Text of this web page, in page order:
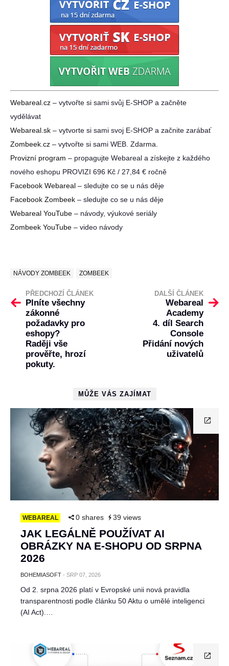
Webareal.cz – vytvořte si sami svůj E-SHOP a začněte
vydělávat
Webareal.sk – vytvorte si sami svoj E-SHOP a začnite zarábať
Zombeek.cz – vytvořte si sami WEB. Zdarma.
Provizní program – propagujte Webareal a získejte z každého
nového eshopu PROVIZI 696 Kč / 27,84 € ročně
Facebook Webareal – sledujte co se u nás děje
Facebook Zombeek – sledujte co se u nás děje
Webareal YouTube – návody, výukové seriály
Zombeek YouTube – video návody
NÁVODY ZOMBEEK ZOMBEEK
PŘEDCHOZÍ ČLÁNEK
Plníte všechny
zákonné
požadavky pro
eshopy?
Raději vše
prověřte, hrozí
pokuty.
DALŠÍ ČLÁNEK
Webareal
Academy
4. díl Search
Console
Přidání nových
uživatelů
MŮŽE VÁS ZAJÍMAT
WEBAREAL 0 shares 39 views
JAK LEGÁLNĚ POUŽÍVAT AI
OBRÁZKY NA E-SHOPU OD SRPNA
2026
BOHEMIASOFT - SRP 07, 2026
Od 2. srpna 2026 platí v Evropské unii nová pravidla
transparentnosti podle článku 50 Aktu o umělé inteligenci
(AI Act).…